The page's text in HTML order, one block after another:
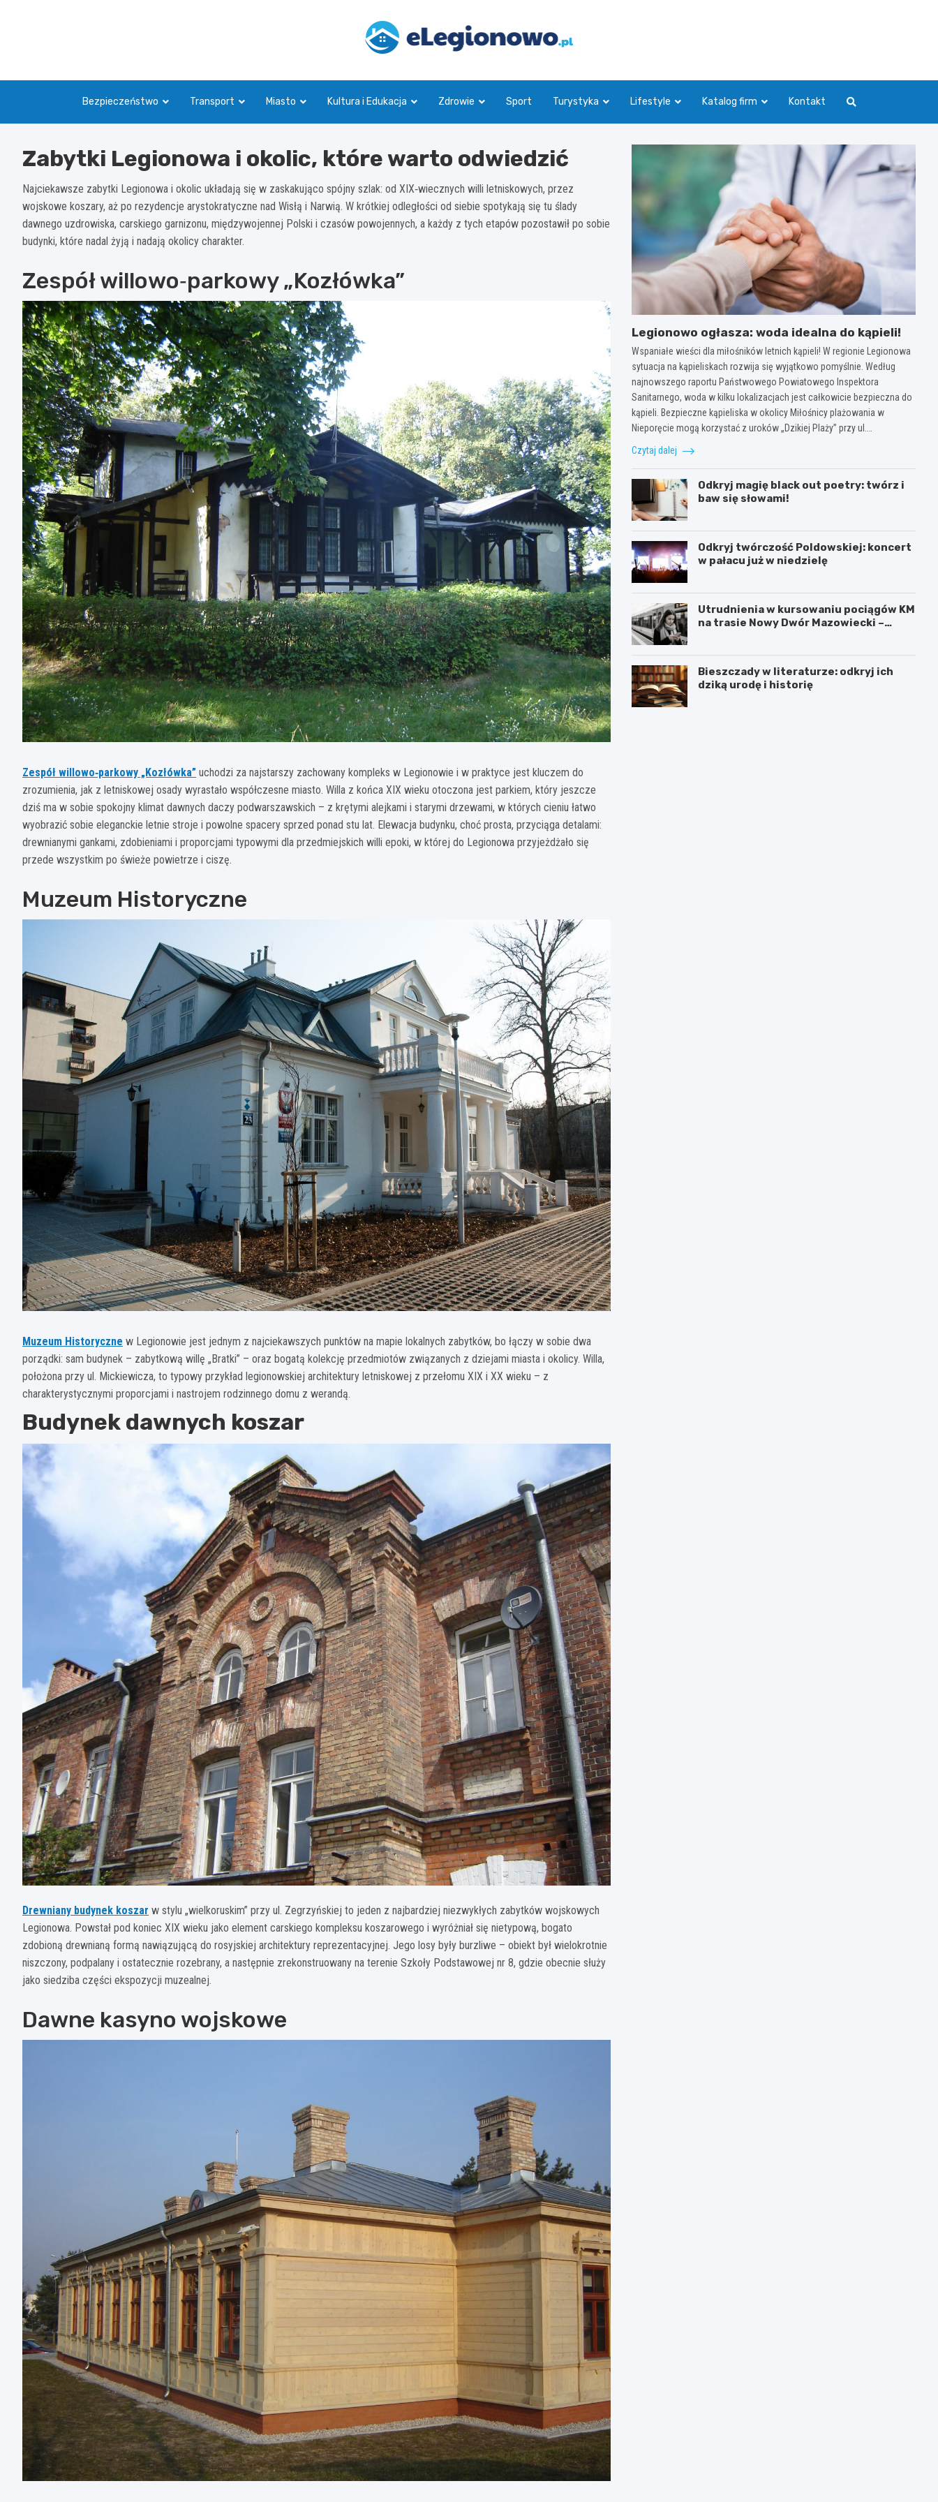
eLegionowo.pl
Bezpieczeństwo Transport Miasto Kultura i Edukacja Zdrowie Sport Turystyka Lifestyle Katalog firm Kontakt
Zabytki Legionowa i okolic, które warto odwiedzić
Najciekawsze zabytki Legionowa i okolic układają się w zaskakująco spójny szlak: od XIX‑wiecznych willi letniskowych, przez
wojskowe koszary, aż po rezydencje arystokratyczne nad Wisłą i Narwią. W krótkiej odległości od siebie spotykają się tu ślady
dawnego uzdrowiska, carskiego garnizonu, międzywojennej Polski i czasów powojennych, a każdy z tych etapów pozostawił po sobie
budynki, które nadal żyją i nadają okolicy charakter.​
Zespół willowo‑parkowy „Kozłówka”
Zespół willowo‑parkowy „Kozłówka” uchodzi za najstarszy zachowany kompleks w Legionowie i w praktyce jest kluczem do
zrozumienia, jak z letniskowej osady wyrastało współczesne miasto. Willa z końca XIX wieku otoczona jest parkiem, który jeszcze
dziś ma w sobie spokojny klimat dawnych daczy podwarszawskich – z krętymi alejkami i starymi drzewami, w których cieniu łatwo
wyobrazić sobie eleganckie letnie stroje i powolne spacery sprzed ponad stu lat. Elewacja budynku, choć prosta, przyciąga detalami:
drewnianymi gankami, zdobieniami i proporcjami typowymi dla przedmiejskich willi epoki, w której do Legionowa przyjeżdżało się
przede wszystkim po świeże powietrze i ciszę.​
Muzeum Historyczne
Muzeum Historyczne w Legionowie jest jednym z najciekawszych punktów na mapie lokalnych zabytków, bo łączy w sobie dwa
porządki: sam budynek – zabytkową willę „Bratki” – oraz bogatą kolekcję przedmiotów związanych z dziejami miasta i okolicy. Willa,
położona przy ul. Mickiewicza, to typowy przykład legionowskiej architektury letniskowej z przełomu XIX i XX wieku – z
charakterystycznymi proporcjami i nastrojem rodzinnego domu z werandą.​
Budynek dawnych koszar
Drewniany budynek koszar w stylu „wielkoruskim” przy ul. Zegrzyńskiej to jeden z najbardziej niezwykłych zabytków wojskowych
Legionowa. Powstał pod koniec XIX wieku jako element carskiego kompleksu koszarowego i wyróżniał się nietypową, bogato
zdobioną drewnianą formą nawiązującą do rosyjskiej architektury reprezentacyjnej. Jego losy były burzliwe – obiekt był wielokrotnie
niszczony, podpalany i ostatecznie rozebrany, a następnie zrekonstruowany na terenie Szkoły Podstawowej nr 8, gdzie obecnie służy
jako siedziba części ekspozycji muzealnej.​
Dawne kasyno wojskowe
Legionowo ogłasza: woda idealna do kąpieli!
Wspaniałe wieści dla miłośników letnich kąpieli! W regionie Legionowa
sytuacja na kąpieliskach rozwija się wyjątkowo pomyślnie. Według
najnowszego raportu Państwowego Powiatowego Inspektora
Sanitarnego, woda w kilku lokalizacjach jest całkowicie bezpieczna do
kąpieli. Bezpieczne kąpieliska w okolicy Miłośnicy plażowania w
Nieporęcie mogą korzystać z uroków „Dzikiej Plaży” przy ul.…
Czytaj dalej
Odkryj magię black out poetry: twórz i
baw się słowami!
Odkryj twórczość Poldowskiej: koncert
w pałacu już w niedzielę
Utrudnienia w kursowaniu pociągów KM
na trasie Nowy Dwór Mazowiecki –
Bieszczady w literaturze: odkryj ich
dziką urodę i historię